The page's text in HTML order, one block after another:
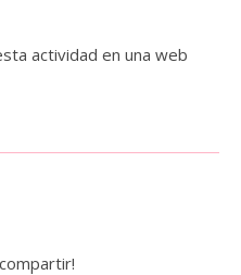
actividad en una web